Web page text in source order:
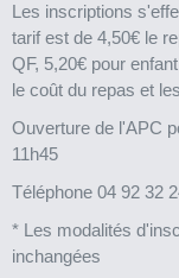
Les inscriptions
tarif est de 4,50€ le
QF, 5,20€ pour
le coût du repas et
Ouverture de l'APC
11h45
Téléphone 04 92 32
* Les modalités
inchangées